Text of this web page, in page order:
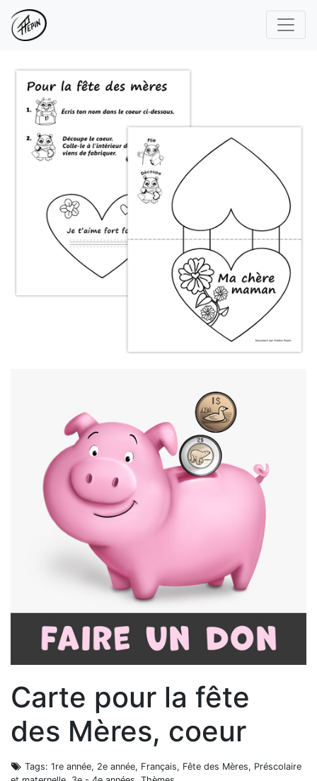
Carte pour la fête
des Mères, coeur
Tags: 1re année, 2e année, Français, Fête des Mères, Préscolaire